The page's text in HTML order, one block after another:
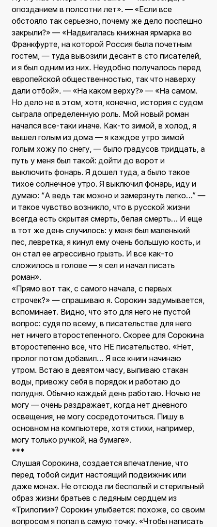
опозданием в полсотни лет». — «Если все
обстояло так серьезно, почему же дело поспешно
закрыли?» — «Надвигалась книжная ярмарка во
Франкфурте, на которой Россия была почетным
гостем, — туда вывозили десант в сто писателей,
и я был одним из них. Неудобно получалось перед
европейской общественностью, так что наверху
дали отбой». — «На каком верху?» — «На самом.
Но дело не в этом, хотя, конечно, история с судом
сыграла определенную роль. Мой новый роман
начался все-таки иначе. Как-то зимой, в холод, я
вышел голым из дома — я каждое утро зимой
голым хожу по снегу, — было градусов тридцать, а
путь у меня был такой: дойти до ворот и
выключить фонарь. Я дошел туда, а было такое
тихое солнечное утро. Я выключил фонарь, иду и
думаю: “А ведь так можно и замерзнуть легко…” —
и такое чувство возникло, что в русской жизни
всегда есть скрытая смерть, белая смерть… И еще
в тот же день случилось: у меня был маленький
пес, левретка, я кинул ему очень большую кость, и
он стал ее агрессивно грызть. И все как-то
сложилось в голове — я сел и начал писать
роман».
«Прямо вот так, с самого начала, с первых
строчек?» — спрашиваю я. Сорокин задумывается,
вспоминает. Видно, что это для него не пустой
вопрос: судя по всему, в писательстве для него
нет ничего второстепенного. Скорее для Сорокина
второстепенно все, что НЕ писательство. «Нет,
пролог потом добавил… Я все книги начинаю
утром. Встаю в девятом часу, выпиваю стакан
воды, привожу себя в порядок и работаю до
полудня. Обычно каждый день работаю. Ночью не
могу — очень раздражает, когда нет дневного
освещения, не могу сосредоточиться. Пишу в
основном на компьютере, хотя стихи, например,
могу только ручкой, на бумаге».
***
Слушая Сорокина, создается впечатление, что
перед тобой сидит настоящий подвижник или
даже монах. Не отсюда ли бесполый и стерильный
образ жизни братьев с ледяным сердцем из
«Трилогии»? Сорокин улыбается: похоже, со своим
вопросом я попал в самую точку. «Чтобы написать